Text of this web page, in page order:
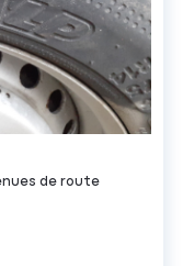
de route